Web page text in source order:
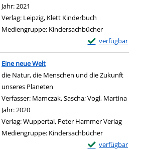
Jahr:2021
Verlag: Leipzig, Klett Kinderbuch
Mediengruppe: Kindersachbücher
verfügbar
Exemplar-Details
Zum Download
Eine neue Welt
die Natur, die Menschen und die Zukunft
unseres Planeten
Verfasser: Mamczak, Sascha;Vogl, Martina
Jahr:2020
Verlag:Wuppertal, Peter Hammer Verlag
Mediengruppe: Kindersachbücher
verfügbar
Exemplar-Details